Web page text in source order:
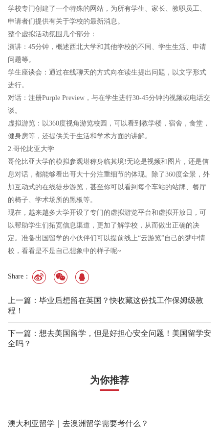
学校专门创建了一个特殊的网站，为所有学生、家长、教职员工、
申请者们提供有关于学校的最新消息。
整个虚拟活动氛围几个部分：
演讲：45分钟，概述西北大学和其他学校的不同、学生生活、申请
问题等。
学生座谈会：通过在线聊天的方式向在读生提出问题，以文字形式
进行。
对话：注册Purple Preview，与在学生进行30-45分钟的视频或电话交
谈。
虚拟游览：以360度视角游览校园，可以看到教学楼，宿舍，食堂，
健身房等，还提供关于生活和学术方面的讲解。
2.哥伦比亚大学
哥伦比亚大学的模拟参观堪称身临其境!无论是视频和图片，还是信
息对话，都能够看出哥大十分注重细节的体现。除了360度全景，外
加互动式的在线徒步游览，甚至你可以看到每个车站的站牌、餐厅
的椅子、学术场所的黑板等。
现在，越来越多大学开设了专门的虚拟游览平台和虚拟开放日，可
以帮助学生们拓宽信息渠道，更加了解学校，从而做出正确的决
定。准备出国留学的小伙伴们可以提前线上“云游览”自己的梦中情
校，看看是不是自己想象中的样子呢~
Share：
上一篇：毕业后想留在英国？快收藏这份找工作保姆级教
程！
下一篇：想去美国留学，但是好担心安全问题！美国留学安
全吗？
为你推荐
澳大利亚留学｜去澳洲留学需要考什么？